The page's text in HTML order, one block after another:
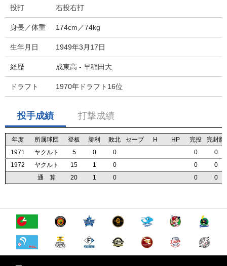
投打 右投右打
身長／体重 174cm／74kg
生年月日 1949年3月17日
経歴 成東高 - 早稲田大
ドラフト 1970年ドラフト16位
投手成績 打撃成績
年度 所属球団 登板 勝利 敗北 セーブ H HP 完投
完封勝
1971
ヤクルト 5 0 0 0
0
1972
ヤクルト 15 1 0 0
0
通 算
20 1 0 0 0
年度 所属球団 登板 勝利 敗北 セーブ H HP 完投
完封勝
1971
ヤクルト 5 0 0 0
0
1972
ヤクルト 15 1 0 0
0
通 算
20 1 0 0 0
年度 所属球団 登板 勝利 敗北 セーブ H HP 完投
完封勝
1971
ヤクルト 5 0 0 0
0
1972
ヤクルト 15 1 0 0
0
通 算
20 1 0 0 0
年度 所属球団 登板 勝利 敗北 セーブ H HP 完投
完封勝
1971
ヤクルト 5 0 0 0
0
1972
ヤクルト 15 1 0 0
0
通 算
20 1 0 0 0